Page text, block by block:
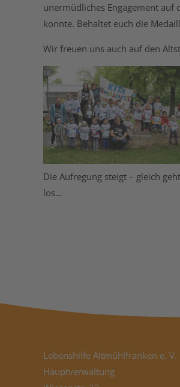
unermüdliches Engagement auf
konnte. Behaltet euch die
Wir freuen uns auch auf den
Die Aufregung steigt – gleich
los…
Lebenshilfe Altmühlfranken e. V.
Hauptverwaltung